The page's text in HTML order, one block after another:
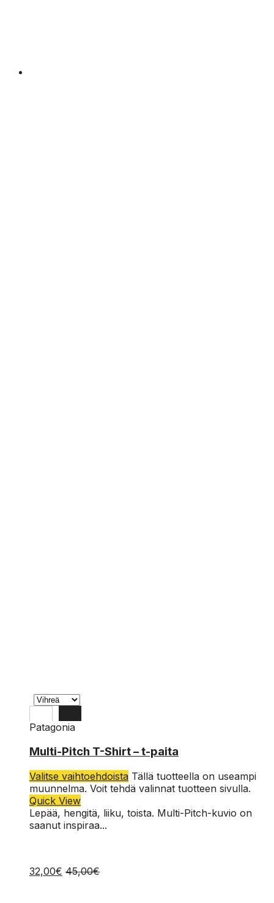
XL
M
S
Patagonia
Multi-Pitch T-Shirt – t-paita
Valitse vaihtoehdoista Tällä tuotteella on useampi
muunnelma. Voit tehdä valinnat tuotteen sivulla.
Quick View
Lepää, hengitä, liiku, toista. Multi-Pitch-kuvio on
saanut inspiraa...
32,00€ 45,00€